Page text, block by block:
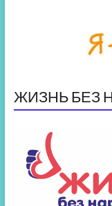
ЖИЗНЬ БЕЗ